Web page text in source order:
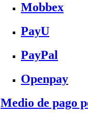
Mobbex
PayU
PayPal
Openpay
Medio de pago